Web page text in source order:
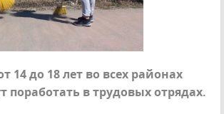
14 до 18 лет во всех районах
поработать в трудовых отрядах.